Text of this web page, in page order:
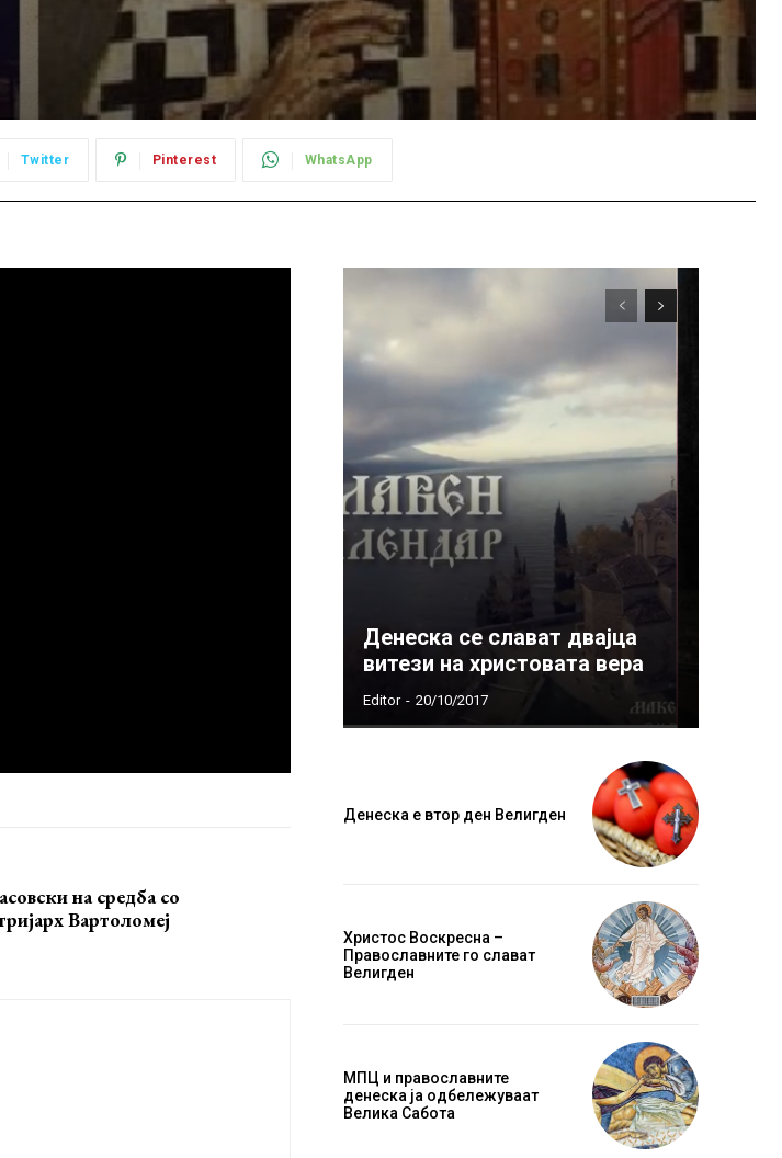
Twitter Pinterest WhatsApp
на средба со
Вартоломеј
Денеска се слават двајца
витези на христовата вера
Editor - 20/10/2017
Денеска е втор ден Велигден
Христос Воскресна –
Православните го слават
Велигден
МПЦ и православните
денеска ја одбележуваат
Велика Сабота